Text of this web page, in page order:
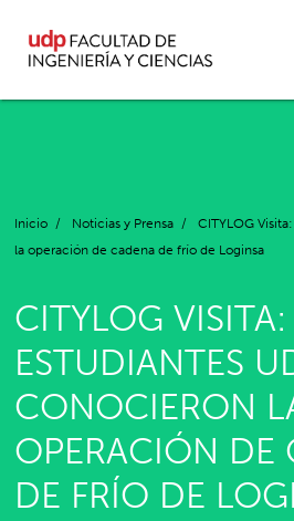
Inicio / Noticias y Prensa /
CITYLOG
la operación de cadena de frío de Loginsa
CITYLOG VISITA:
ESTUDIANTES
CONOCIERON
OPERACIÓN DE
DE FRÍO DE